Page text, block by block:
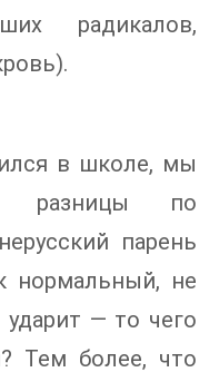
радикалов,
в школе, мы
разницы по
парень
нормальный, не
— то чего
Тем более, что